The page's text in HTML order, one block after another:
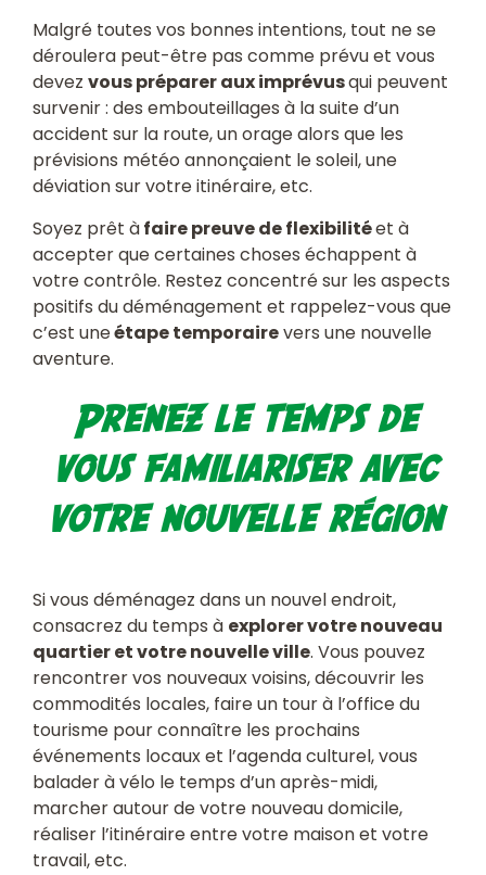
Malgré toutes vos bonnes intentions, tout ne se
déroulera peut-être pas comme prévu et vous
devez vous préparer aux imprévusqui peuvent
survenir : des embouteillages à la suite d’un
accident sur la route, un orage alors que les
prévisions météo annonçaient le soleil, une
déviation sur votre itinéraire, etc.
Soyez prêt àfaire preuve de flexibilitéet à
accepter que certaines choses échappent à
votre contrôle. Restez concentré sur les aspects
positifs du déménagement et rappelez-vous que
c’est uneétape temporairevers une nouvelle
aventure.
Prenez le temps de
vous familiariser avec
votre nouvelle région
Si vous déménagez dans un nouvel endroit,
consacrez du temps à explorer votre nouveau
quartier et votre nouvelle ville. Vous pouvez
rencontrer vos nouveaux voisins, découvrir les
commodités locales, faire un tour à l’office du
tourisme pour connaître les prochains
événements locaux et l’agenda culturel, vous
balader à vélo le temps d’un après-midi,
marcher autour de votre nouveau domicile,
réaliser l’itinéraire entre votre maison et votre
travail, etc.